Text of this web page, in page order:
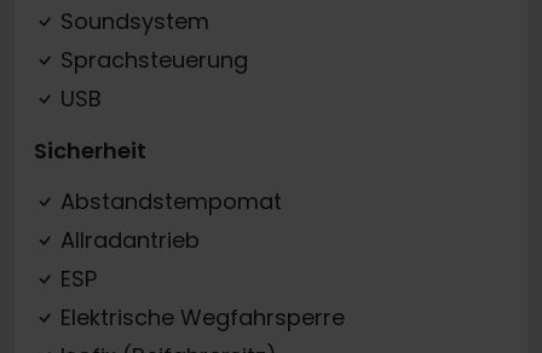
Soundsystem
Sprachsteuerung
USB
Sicherheit
Abstandstempomat
Allradantrieb
ESP
Elektrische Wegfahrsperre